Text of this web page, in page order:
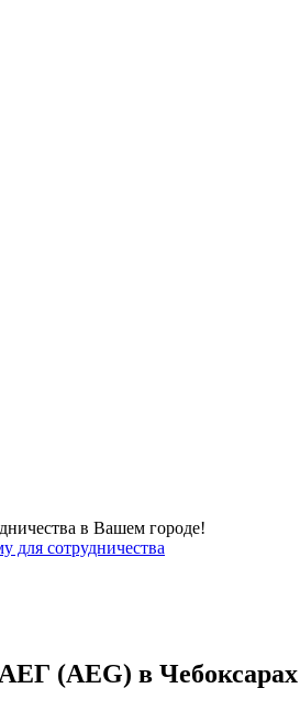
в Вашем городе!
для сотрудничества
(AEG) в Чебоксарах